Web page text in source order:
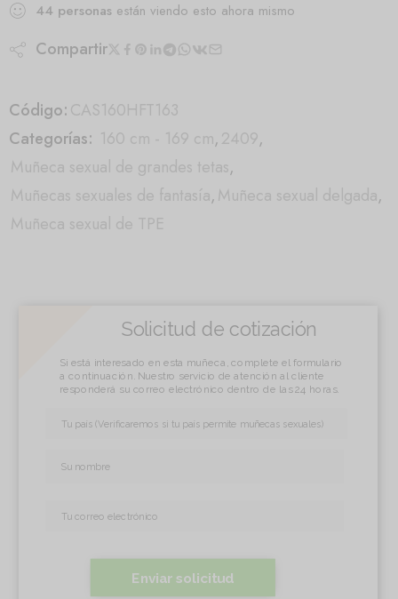
44 personas están viendo esto ahora mismo
Compartir
Código:CAS160HFT163
Categorías: 160 cm - 169 cm,2409,
Muñeca sexual de grandes tetas,
Muñecas sexuales de fantasía,Muñeca sexual delgada,
Muñeca sexual de TPE
Solicitud de cotización
Si está interesado en esta muñeca, complete el formulario
a continuación. Nuestro servicio de atención al cliente
responderá su correo electrónico dentro de las 24 horas.
Enviar solicitud